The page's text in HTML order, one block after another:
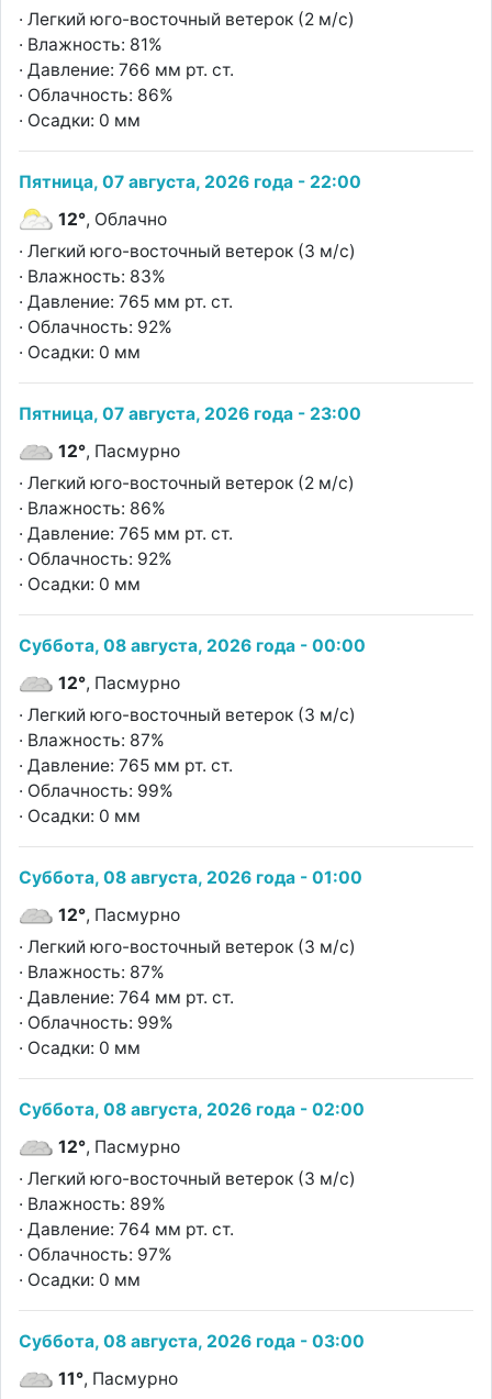
· Легкий юго-восточный ветерок (2 м/с)
· Влажность: 81%
· Давление: 766 мм рт. ст.
· Облачность: 86%
· Осадки: 0 мм
Пятница, 07 августа, 2026 года - 22:00
12°, Облачно
· Легкий юго-восточный ветерок (3 м/с)
· Влажность: 83%
· Давление: 765 мм рт. ст.
· Облачность: 92%
· Осадки: 0 мм
Пятница, 07 августа, 2026 года - 23:00
12°, Пасмурно
· Легкий юго-восточный ветерок (2 м/с)
· Влажность: 86%
· Давление: 765 мм рт. ст.
· Облачность: 92%
· Осадки: 0 мм
Суббота, 08 августа, 2026 года - 00:00
12°, Пасмурно
· Легкий юго-восточный ветерок (3 м/с)
· Влажность: 87%
· Давление: 765 мм рт. ст.
· Облачность: 99%
· Осадки: 0 мм
Суббота, 08 августа, 2026 года - 01:00
12°, Пасмурно
· Легкий юго-восточный ветерок (3 м/с)
· Влажность: 87%
· Давление: 764 мм рт. ст.
· Облачность: 99%
· Осадки: 0 мм
Суббота, 08 августа, 2026 года - 02:00
12°, Пасмурно
· Легкий юго-восточный ветерок (3 м/с)
· Влажность: 89%
· Давление: 764 мм рт. ст.
· Облачность: 97%
· Осадки: 0 мм
Суббота, 08 августа, 2026 года - 03:00
11°, Пасмурно